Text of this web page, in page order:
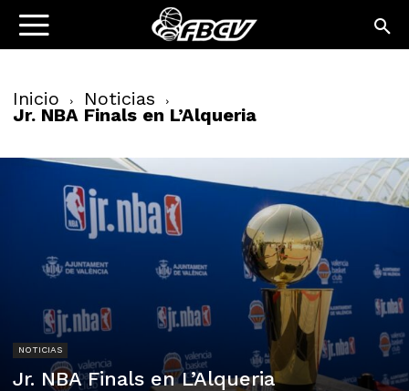
Inicio Noticias
Jr. NBA Finals en L’Alqueria
NOTICIAS
Jr. NBA Finals en L’Alqueria